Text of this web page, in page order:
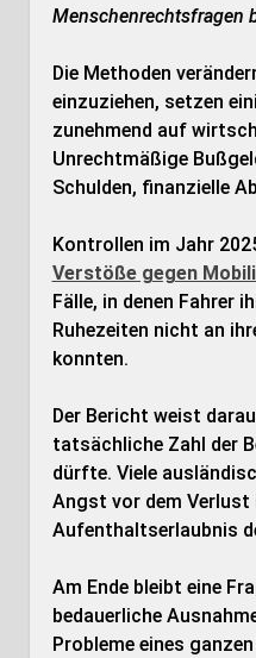
Menschenrechtsfragen
Die Methoden
einzuziehen, setzen
zunehmend auf
Unrechtmäßige
Schulden, finanzielle
Kontrollen im Jahr
Verstöße gegen
Fälle, in denen Fahrer
Ruhezeiten nicht an
konnten.
Der Bericht weist
tatsächliche Zahl der
dürfte. Viele
Angst vor dem Verlust
Aufenthaltserlaubnis
Am Ende bleibt eine
bedauerliche
Probleme eines